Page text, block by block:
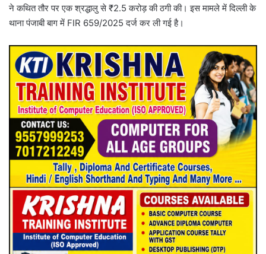
ने कथित तौर पर एक श्रद्धालु से ₹2.5 करोड़ की ठगी की। इस मामले में दिल्ली के
थाना पंजाबी बाग में FIR 659/2025 दर्ज कर ली गई है।